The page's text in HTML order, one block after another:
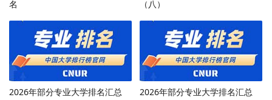
名
（八）
2026年部分专业大学排名汇总
2026年部分专业大学排名汇总